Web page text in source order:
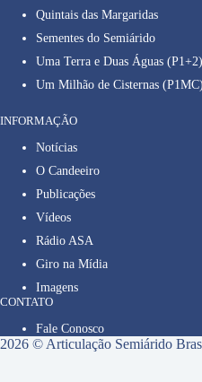
Quintais das Margaridas
Sementes do Semiárido
Uma Terra e Duas Águas (P1+2)
Um Milhão de Cisternas (P1MC)
INFORMAÇÃO
Notícias
O Candeeiro
Publicações
Vídeos
Rádio ASA
Giro na Mídia
Imagens
CONTATO
Fale Conosco
2026 © Articulação Semiárido